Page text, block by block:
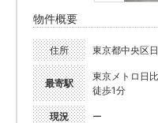
物件概要
住所 東京都中央区
最寄駅
東京メトロ日
徒歩1分
現況 ー